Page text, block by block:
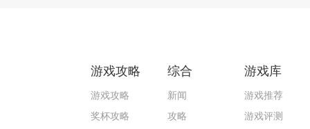
游戏攻略
游戏攻略
奖杯攻略
综合
新闻
攻略
游戏库
游戏推荐
游戏评测